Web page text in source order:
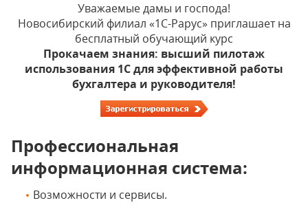
Уважаемые дамы и господа!
Новосибирский филиал «1С-Рарус» приглашает на
бесплатный обучающий курс
Прокачаем знания: высший пилотаж
использования 1С для эффективной работы
бухгалтера и руководителя!
Профессиональная
информационная система:
Возможности и сервисы.